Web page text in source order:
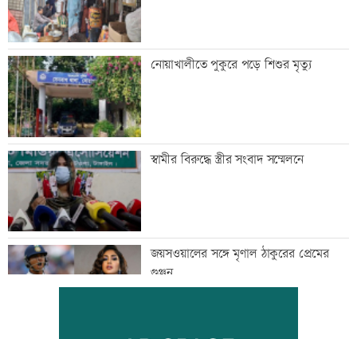
নোয়াখালীতে পুকুরে পড়ে শিশুর মৃত্যু
স্বামীর বিরুদ্ধে স্ত্রীর সংবাদ সম্মেলনে
জয়সওয়ালের সঙ্গে মৃণাল ঠাকুরের প্রেমের
গুঞ্জন